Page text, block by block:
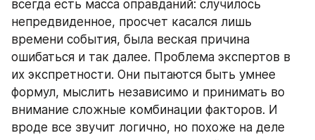
всегда есть масса оправданий: случилось
непредвиденное, просчет касался лишь
времени события, была веская причина
ошибаться и так далее. Проблема экспертов в
их экспретности. Они пытаются быть умнее
формул, мыслить независимо и принимать во
внимание сложные комбинации факторов. И
вроде все звучит логично, но похоже на деле